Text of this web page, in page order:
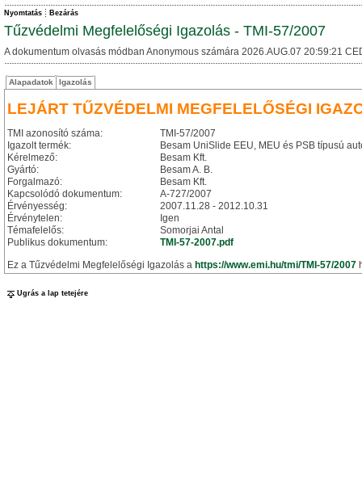
Nyomtatás Bezárás
Tűzvédelmi Megfelelőségi Igazolás - TMI-57/2007
A dokumentum olvasás módban Anonymous számára 2026.AUG.07 20:59:21
Alapadatok Igazolás
LEJÁRT TŰZVÉDELMI MEGFELELŐSÉGI
TMI azonosító száma:
TMI-57/2007
Igazolt termék:
Besam UniSlide EEU, MEU és PSB típusú
Kérelmező:
Besam Kft.
Gyártó:
Besam A. B.
Forgalmazó:
Besam Kft.
Kapcsolódó dokumentum:
A-727/2007
Érvényesség:
2007.11.28 - 2012.10.31
Érvénytelen:
Igen
Témafelelős:
Somorjai Antal
Publikus dokumentum:
TMI-57-2007.pdf
Ez a Tűzvédelmi Megfelelőségi Igazolás a https://www.emi.hu/tmi/TMI-57/2007
Ugrás a lap tetejére